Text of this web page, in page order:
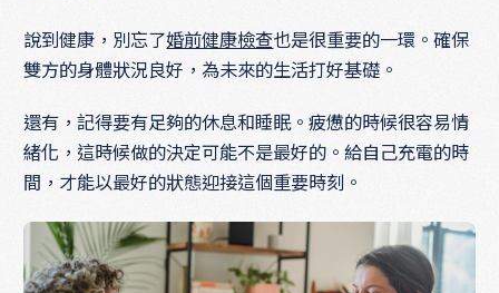
說到健康，別忘了婚前健康檢查也是很重要的一環。確保
雙方的身體狀況良好，為未來的生活打好基礎。
還有，記得要有足夠的休息和睡眠。疲憊的時候很容易情
緒化，這時候做的決定可能不是最好的。給自己充電的時
間，才能以最好的狀態迎接這個重要時刻。